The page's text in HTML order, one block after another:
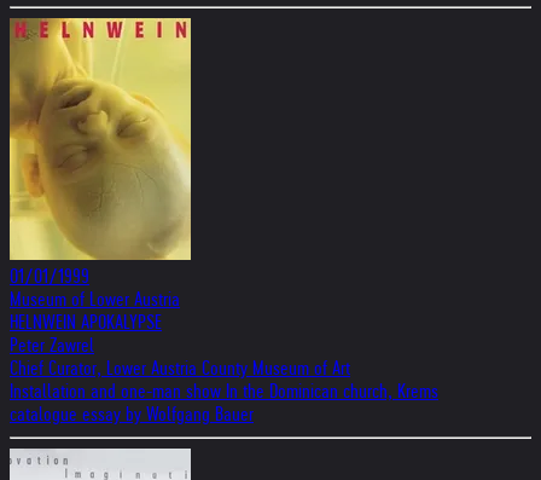
01/01/1999
Museum of Lower Austria
HELNWEIN APOKALYPSE
Peter Zawrel
Chief Curator, Lower Austria County Museum of Art
Installation and one-man show In the Dominican church, Krems
catalogue essay by Wolfgang Bauer